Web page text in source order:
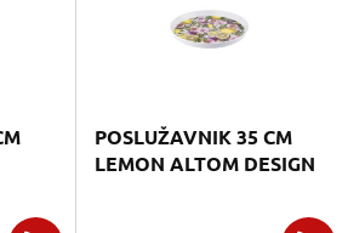
POSLUŽAVNIK 35 CM
LEMON ALTOM DESIGN